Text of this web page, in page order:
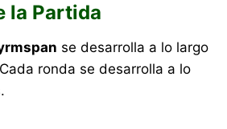
la Partida
se desarrolla a lo largo
ronda se desarrolla a lo